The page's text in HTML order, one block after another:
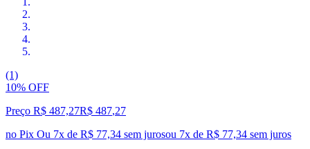
(1)
10% OFF
Preço R$ 487,27R$ 487,27
no Pix Ou 7x de R$ 77,34 sem jurosou 7x de R$ 77,34 sem juros